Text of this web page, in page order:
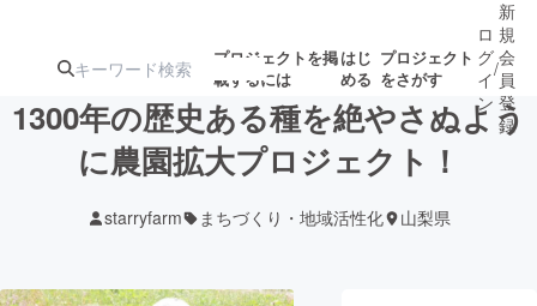
プロジェクトを掲
載するには
はじ
める
プロジェクト
をさがす
ターン
ジェクト
募集終了が近いプ
ロジェクト
もうすぐ公開
されます
ロ
グ
イ
ン
/
新
規
会
員
登
録
1300年の歴史ある種を絶やさぬよう
に農園拡大プロジェクト！
starryfarm まちづくり・地域活性化 山梨県